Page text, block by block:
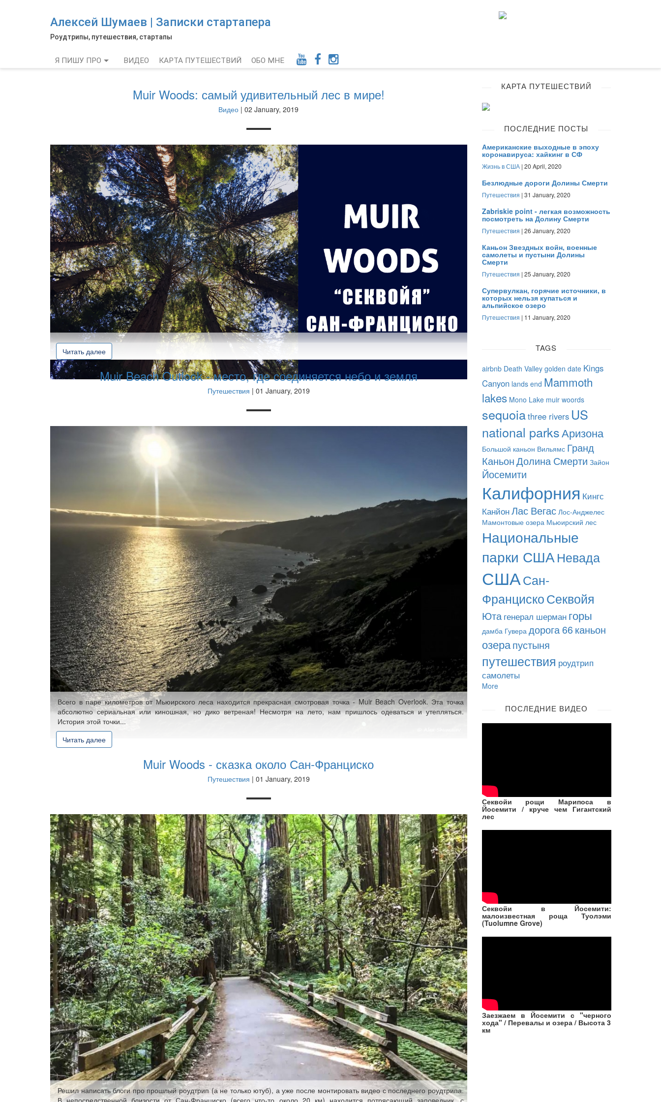
Алексей Шумаев | Записки стартапера
Роудтрипы, путешествия, стартапы
Я ПИШУ ПРО ВИДЕО КАРТА ПУТЕШЕСТВИЙ ОБО МНЕ
Muir Woods: самый удивительный лес в мире!
Видео | 02 January, 2019
Читать далее
Muir Beach Outlook - место, где соединяется небо и земля
Путешествия | 01 January, 2019
Всего в паре километров от Мьюирского леса находится прекрасная смотровая точка - Muir Beach Overlook. Эта точка
абсолютно сериальная или киношная, но дико ветреная! Несмотря на лето, нам пришлось одеваться и утепляться.
История этой точки...
Читать далее
Muir Woods - сказка около Сан-Франциско
Путешествия | 01 January, 2019
Решил написать блоги про прошлый роудтрип (а не только ютуб), а уже после монтировать видео с последнего роудтрипа.
В непосредственной близости от Сан-Франциско (всего что-то около 20 км) находится потрясающий заповедник, с
КАРТА ПУТЕШЕСТВИЙ
ПОСЛЕДНИЕ ПОСТЫ
Американские выходные в эпоху
коронавируса: хайкинг в СФ
Жизнь в США| 20 April, 2020
Безлюдные дороги Долины Смерти
Путешествия | 31 January, 2020
Zabriskie point - легкая возможность
посмотреть на Долину Смерти
Путешествия | 26 January, 2020
Каньон Звездных войн, военные
самолеты и пустыни Долины
Смерти
Путешествия | 25 January, 2020
Супервулкан, горячие источники, в
которых нельзя купаться и
альпийское озеро
Путешествия | 11 January, 2020
TAGS
airbnb Death Valley golden date Kings
Canyon lands end Mammoth
lakes Mono Lake muir woords
sequoiathree rivers US
national parksАризона
Большой каньон Вильямс Гранд
КаньонДолина Смерти Зайон
Йосемити
Калифорния Кингс
КанйонЛас Вегас Лос-Анджелес
Мамонтовые озера Мьюирский лес
Национальные
парки СШАНевада
СШАСан-
ФранцискоСеквойя
Юта генерал шерман горы
дамба Гувера дорога 66 каньон
озерапустыня
путешествия роудтрип
самолеты
More
ПОСЛЕДНИЕ ВИДЕО
Секвойи рощи Марипоса в
Йосемити / круче чем Гигантский
лес
Секвойи в Йосемити:
малоизвестная роща Туолэми
(Tuolumne Grove)
Заезжаем в Йосемити с "черного
хода" / Перевалы и озера / Высота 3
км